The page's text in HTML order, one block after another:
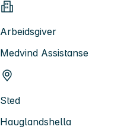
Arbeidsgiver
Medvind Assistanse
Sted
Hauglandshella